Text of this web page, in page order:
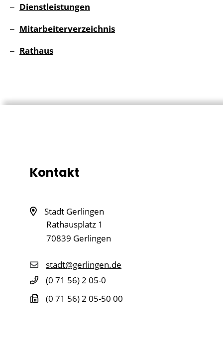
Dienstleistungen
Mitarbeiterverzeichnis
Rathaus
Kontakt
Stadt Gerlingen
Rathausplatz 1
70839 Gerlingen
stadt@gerlingen.de
(0 71 56) 2 05-0
(0 71 56) 2 05-50 00